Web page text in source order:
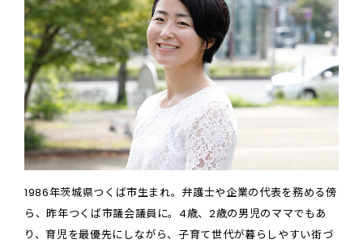
1986年茨城県つくば市生まれ。弁護士や企業の代表を務める傍
ら、昨年つくば市議会議員に。4歳、2歳の男児のママでもあ
り、育児を最優先にしながら、子育て世代が暮らしやすい街づ